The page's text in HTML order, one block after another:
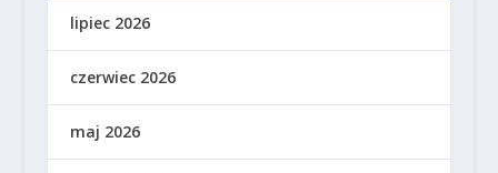
lipiec 2026
czerwiec 2026
maj 2026